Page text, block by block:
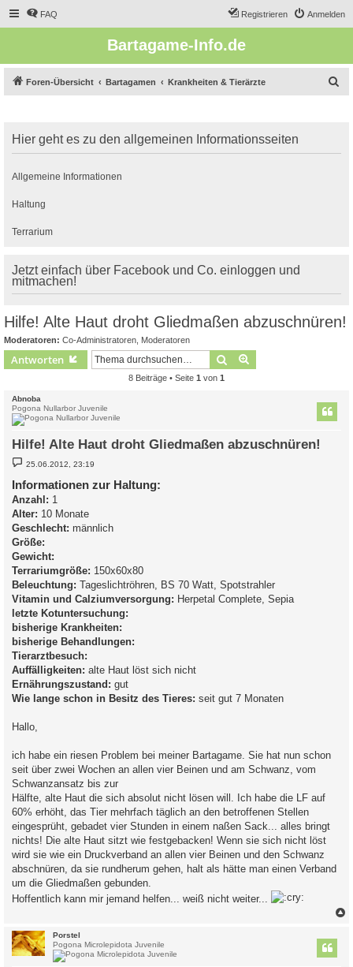
FAQ Anmelden
Registrieren
Bartagame-Info.de
Foren-Übersicht Bartagamen Krankheiten & Tierärzte
e
Hier geht es zu den allgemeinen Informationsseiten
Allgemeine Informationen
Haltung
Terrarium
Jetzt einfach über Facebook und Co. einloggen und
mitmachen!
Hilfe! Alte Haut droht Gliedmaßen abzuschnüren!
Moderatoren: Co-Administratoren Moderatoren
Antworten Suche
8 Beiträge • Seite 1 von 1
Abnoba
Pogona Nullarbor Juvenile
Hilfe! Alte Haut droht Gliedmaßen abzuschnüren!
B
e
i
t
r
g
25.06.2012, 23:19
Informationen zur Haltung:
Anzahl: 1
Alter: 10 Monate
Geschlecht: männlich
Größe:
Gewicht:
Terrariumgröße: 150x60x80
Beleuchtung: Tageslichtröhren, BS 70 Watt, Spotstrahler
Vitamin und Calziumversorgung: Herpetal Complete, Sepia
letzte Kotuntersuchung:
bisherige Krankheiten:
bisherige Behandlungen:
Tierarztbesuch:
Auffälligkeiten: alte Haut löst sich nicht
Ernährungszustand: gut
Wie lange schon in Besitz des Tieres: seit gut 7 Monaten
Hallo,
ich habe ein riesen Problem bei meiner Bartagame. Sie hat nun schon
seit über zwei Wochen an allen vier Beinen und am Schwanz, vom
Schwanzansatz bis zur
Hälfte, alte Haut die sich absolut nicht lösen will. Ich habe die LF auf
60% erhöht, das Tier mehrfach täglich an den betroffenen Stellen
eingesprüht, gebadet vier Stunden in einem naßen Sack... alles bringt
nichts! Die alte Haut sitzt wie festgebacken! Wenn sie sich nicht löst
wird sie wie ein Druckverband an allen vier Beinen und den Schwanz
abschnüren, da sie rundherum gehen, halt als hätte man einen Verband
um die Gliedmaßen gebunden.
Hoffentlich kann mir jemand helfen... weiß nicht weiter...
Porstel
Pogona Microlepidota Juvenile